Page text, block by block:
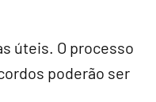
úteis. O processo
poderão ser